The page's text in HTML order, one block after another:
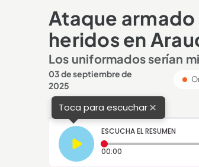
Ataque
heridos en
Los uniformados serían
03 de septiembre de
2025
Toca para escuchar×
ESCUCHA EL RESUMEN
00:00